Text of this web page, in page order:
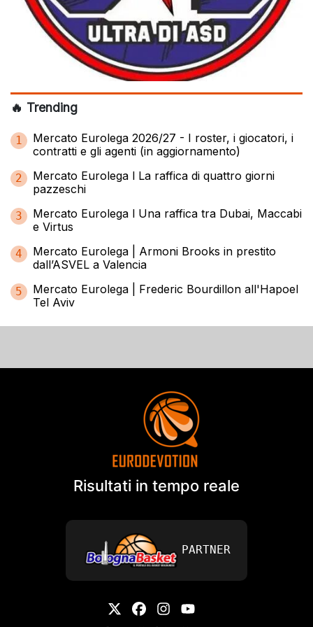
🔥 Trending
1
Mercato Eurolega 2026/27 - I roster, i giocatori, i
contratti e gli agenti (in aggiornamento)
2
Mercato Eurolega l La raffica di quattro giorni
pazzeschi
3
Mercato Eurolega l Una raffica tra Dubai, Maccabi
e Virtus
4
Mercato Eurolega | Armoni Brooks in prestito
dall’ASVEL a Valencia
5
Mercato Eurolega | Frederic Bourdillon all'Hapoel
Tel Aviv
Risultati in tempo reale
PARTNER